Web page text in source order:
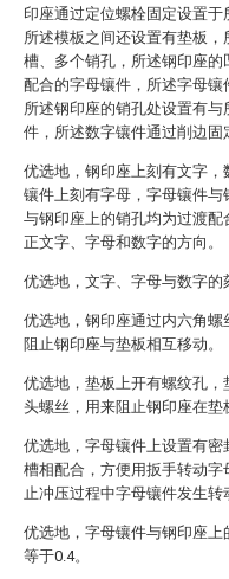
印座通过定位螺栓固定设置
所述模板之间还设置有垫板，
槽、多个销孔，所述钢印座
配合的字母镶件，所述字母镶
所述钢印座的销孔处设置有
件，所述数字镶件通过削边固
优选地，钢印座上刻有文字
镶件上刻有字母，字母镶件
与钢印座上的销孔均为过渡
正文字、字母和数字的方向。
优选地，文字、字母与数字的
优选地，钢印座通过内六角
阻止钢印座与垫板相互移动。
优选地，垫板上开有螺纹孔，
头螺丝，用来阻止钢印座在垫
优选地，字母镶件上设置有密
槽相配合，方便用扳手转动
止冲压过程中字母镶件发生转
优选地，字母镶件与钢印座
等于0.4。